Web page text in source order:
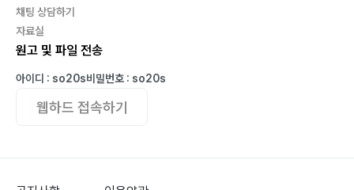
채팅 상담하기
자료실
원고 및 파일 전송
아이디 : so20s비밀번호 : so20s
웹하드 접속하기